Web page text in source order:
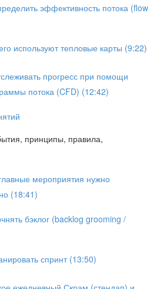
эффективность потока (flow
используют тепловые карты (9:22)
прогресс при помощи
потока (CFD) (12:42)
принципы, правила,
мероприятия нужно
(18:41)
бэклог (backlog grooming /
спринт (13:50)